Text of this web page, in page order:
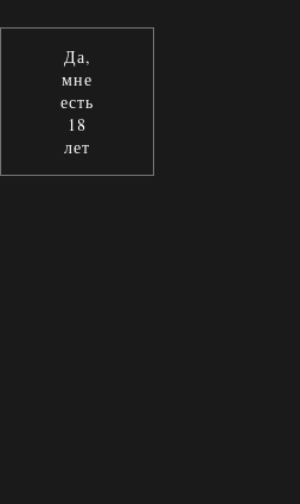
Да,
мне
есть
18
лет